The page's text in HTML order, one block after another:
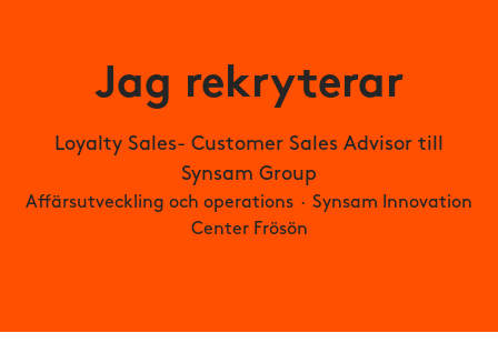
Jag rekryterar
Loyalty Sales- Customer Sales Advisor till
Synsam Group
Affärsutveckling och operations · Synsam Innovation
Center Frösön